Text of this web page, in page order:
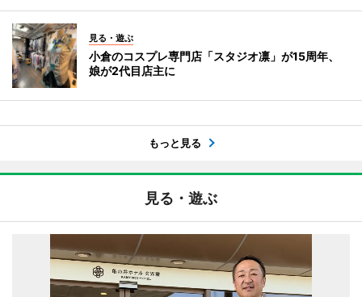
見る・遊ぶ
小倉のコスプレ専門店「スタジオ凛」が15周年、
娘が2代目店主に
もっと見る
見る・遊ぶ